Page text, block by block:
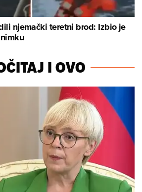
njemački teretni brod: Izbio je
I OVO